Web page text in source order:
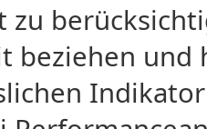
zu
beziehen